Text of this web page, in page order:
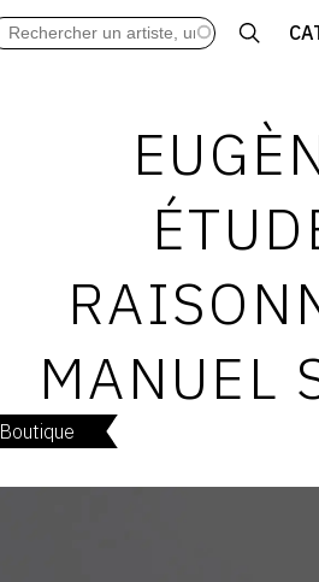
ARCHIVES DES
LIBRAIRIE : LIVRES &
LEXIQUE ARTISTIQUE
MANUEL
Boutique